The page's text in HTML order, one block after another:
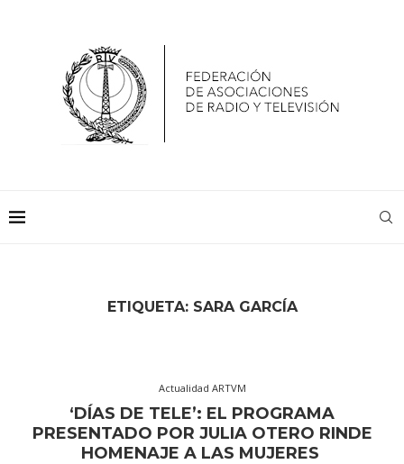
ETIQUETA: SARA GARCÍA
Actualidad ARTVM
‘DÍAS DE TELE’: EL PROGRAMA
PRESENTADO POR JULIA OTERO RINDE
HOMENAJE A LAS MUJERES